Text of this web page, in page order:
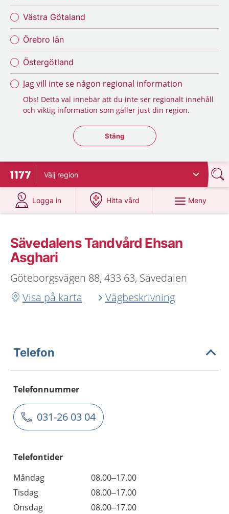
Västra Götaland
Örebro län
Östergötland
Jag vill inte se någon regional information
Obs! Detta val innebär att du inte ser regionalt innehåll
och viktig information som gäller just din region.
Stäng regionsväljaren
Stäng
Till startsidan för 1177
Välj region
Logga in
på 1177.se
Hitta vård
på 1177.se
Meny
Sävedalens Tandvård Ehsan
Asghari
Göteborgsvägen 88, 433 63, Sävedalen
Visa på karta
Vägbeskrivning
Telefon
Telefonnummer
031-26 03 04
Telefontider
Måndag
08.00–17.00
Tisdag
08.00–17.00
Onsdag
08.00–17.00